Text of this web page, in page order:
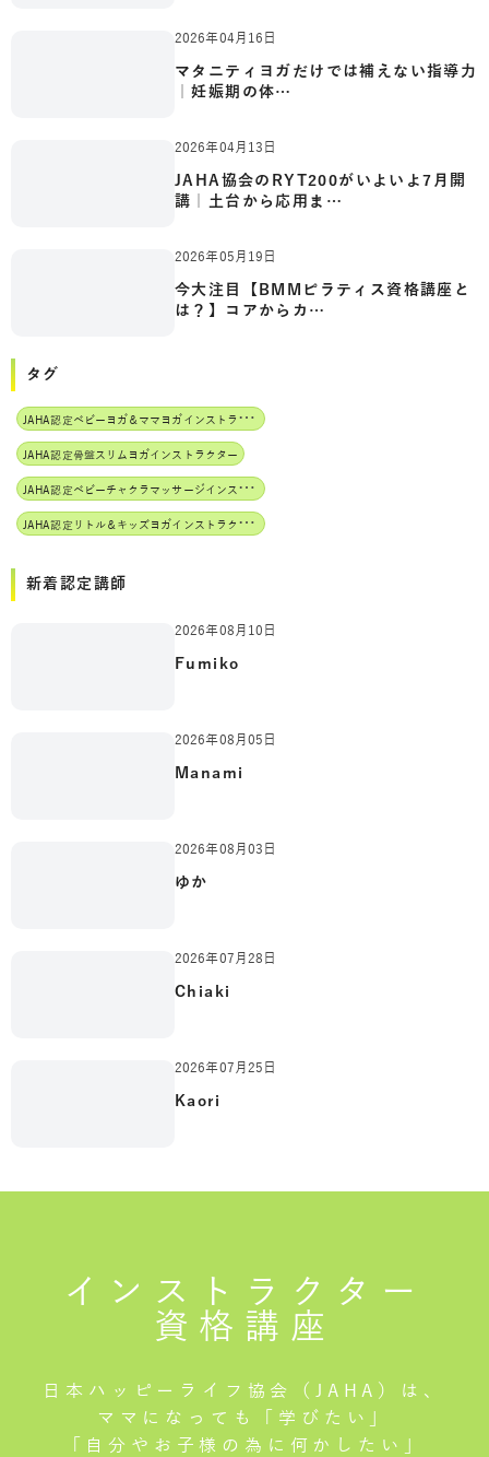
2026年04月16日
マタニティヨガだけでは補えない指導力
｜妊娠期の体…
2026年04月13日
JAHA協会のRYT200がいよいよ7月開
講｜土台から応用ま…
2026年05月19日
今大注目【BMMピラティス資格講座と
は？】コアからカ…
タグ
J
AHA認定ベビーヨガ＆ママヨガインストラクター
JAHA認定骨盤スリムヨガインストラクター
J
AHA認定ベビーチャクラマッサージインストラクター
J
AHA認定リトル＆キッズヨガインストラクター
新着認定講師
2026年08月10日
Fumiko
2026年08月05日
Manami
2026年08月03日
ゆか
2026年07月28日
Chiaki
2026年07月25日
Kaori
インストラクター
資格講座
日本ハッピーライフ協会（JAHA）は、
ママになっても「学びたい」
「自分やお子様の為に何かしたい」